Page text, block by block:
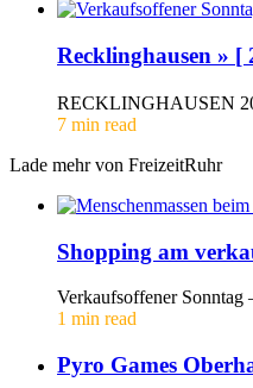
Recklinghausen » [
RECKLINGHAUSEN
7 min read
Lade mehr von FreizeitRuhr
Shopping am
Verkaufsoffener Sonntag
1 min read
Pyro Games